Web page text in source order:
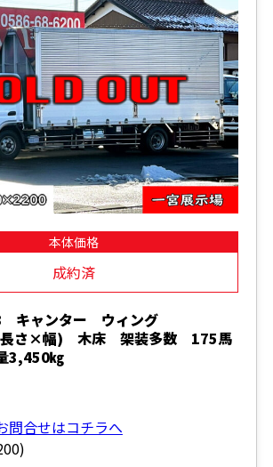
本体価格
成約済
キャンター ウィング
さ×幅) 木床 架装多数 175馬
3,450㎏
合せはコチラへ